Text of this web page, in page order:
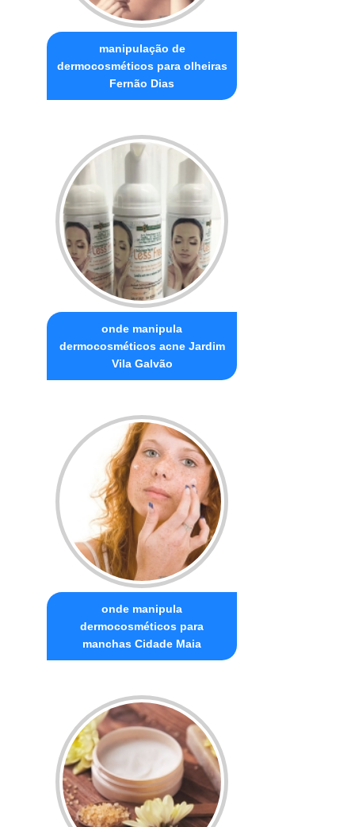
manipulação de
dermocosméticos para olheiras
Fernão Dias
onde manipula
dermocosméticos acne Jardim
Vila Galvão
onde manipula
dermocosméticos para
manchas Cidade Maia